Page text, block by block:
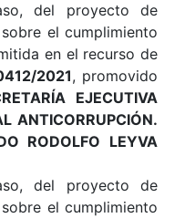
del proyecto de
el cumplimiento
en el recurso de
2021, promovido
EJECUTIVA
ANTICORRUPCIÓN.
RODOLFO LEYVA
del proyecto de
el cumplimiento